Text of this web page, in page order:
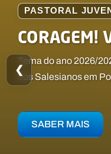
PASTORAL
CORAGEM!
Tema do ano 2026/
dos Salesianos em
SABER MAIS
Uma escola ao ritmo
ARTISPORT
Conheça as
❮